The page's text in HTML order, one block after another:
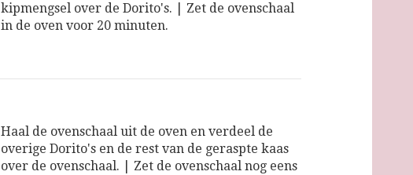
kipmengsel over de Dorito's. | Zet de ovenschaal
in de oven voor 20 minuten.
Haal de ovenschaal uit de oven en verdeel de
overige Dorito's en de rest van de geraspte kaas
over de ovenschaal. | Zet de ovenschaal nog eens